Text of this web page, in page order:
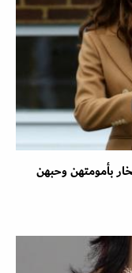
بأمومتهن وحبهن